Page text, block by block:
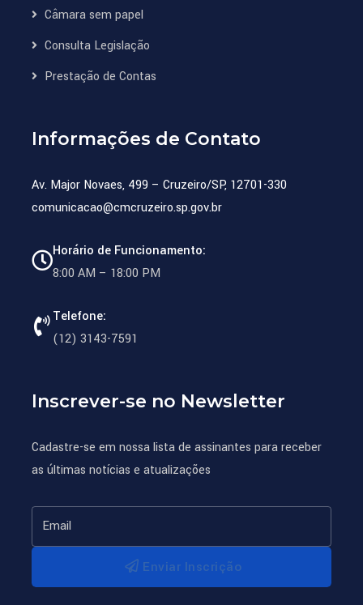
Câmara sem papel
Consulta Legislação
Prestação de Contas
Informações de Contato
Av. Major Novaes, 499 – Cruzeiro/SP, 12701-330
comunicacao@cmcruzeiro.sp.gov.br
Horário de Funcionamento:
8:00 AM – 18:00 PM
Telefone:
(12) 3143-7591
Inscrever-se no Newsletter
Cadastre-se em nossa lista de assinantes para receber
as últimas notícias e atualizações
Enviar Inscrição